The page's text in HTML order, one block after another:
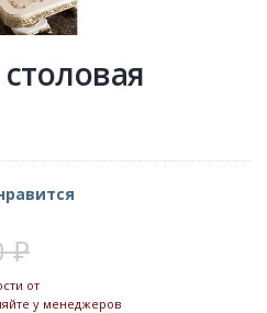
₽
от
у менеджеров